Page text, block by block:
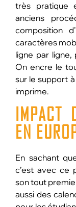
très pratique
anciens
composition
caractères
ligne par ligne,
On encre le
sur le support
imprime.
IMPACT
EN
En sachant
c’est avec ce
son tout
aussi des